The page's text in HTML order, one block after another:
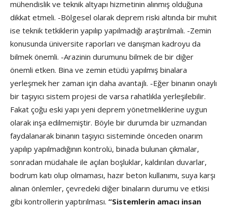
mühendislik ve teknik altyapı hizmetinin alınmış olduğuna
dikkat etmeli. -Bölgesel olarak deprem riski altında bir muhit
ise teknik tetkiklerin yapılıp yapılmadığı araştırılmalı. -Zemin
konusunda üniversite raporları ve danışman kadroyu da
bilmek önemli. -Arazinin durumunu bilmek de bir diğer
önemli etken. Bina ve zemin etüdü yapılmış binalara
yerleşmek her zaman için daha avantajlı. -Eğer binanın onaylı
bir taşıyıcı sistem projesi de varsa rahatlıkla yerleşilebilir.
Fakat çoğu eski yapı yeni deprem yönetmeliklerine uygun
olarak inşa edilmemiştir. Böyle bir durumda bir uzmandan
faydalanarak binanın taşıyıcı sisteminde önceden onarım
yapılıp yapılmadığının kontrolü, binada bulunan çıkmalar,
sonradan müdahale ile açılan boşluklar, kaldırılan duvarlar,
bodrum katı olup olmaması, hazır beton kullanımı, suya karşı
alınan önlemler, çevredeki diğer binaların durumu ve etkisi
gibi kontrollerin yaptırılması. “Sistemlerin amacı insan